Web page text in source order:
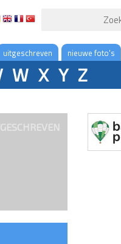
nieuwe foto's
uitgeschreven
W X Y Z